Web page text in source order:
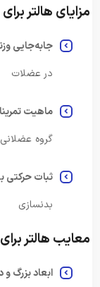
مزایای هالتر
جابه‌جایی
در عضلات
ماهیت
گروه عضلانی
ثبات حرکتی
بدنسازی
معایب هالتر
ابعاد بزرگ